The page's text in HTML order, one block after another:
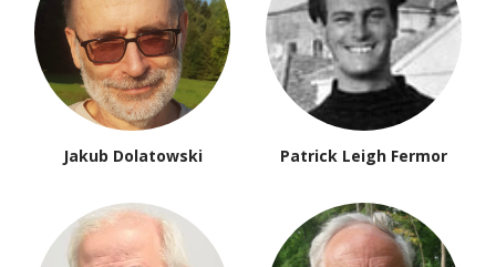
Jakub Dolatowski Patrick Leigh Fermor